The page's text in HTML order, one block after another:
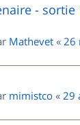
-
Mathevet « 26
mimistco « 29